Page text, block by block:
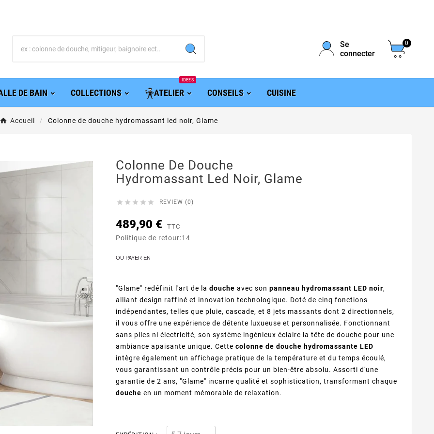
Se
connecter
0
DE BAIN COLLECTIONS ATELIER
IDEES
CONSEILS CUISINE
Accueil Colonne de douche hydromassant led noir, Glame
keyboard_arrow_right
Colonne De Douche
Hydromassant Led Noir, Glame
     REVIEW (0)
489,90 € TTC
Politique de retour:14
OU PAYER EN
"Glame" redéfinit l'art de la douche avec son panneau hydromassant LED noir,
alliant design raffiné et innovation technologique. Doté de cinq fonctions
indépendantes, telles que pluie, cascade, et 8 jets massants dont 2 directionnels,
il vous offre une expérience de détente luxueuse et personnalisée. Fonctionnant
sans piles ni électricité, son système ingénieux éclaire la tête de douche pour une
ambiance apaisante unique. Cette colonne de douche hydromassante LED
intègre également un affichage pratique de la température et du temps écoulé,
vous garantissant un contrôle précis pour un bien-être absolu. Assorti d'une
garantie de 2 ans, "Glame" incarne qualité et sophistication, transformant chaque
douche en un moment mémorable de relaxation.